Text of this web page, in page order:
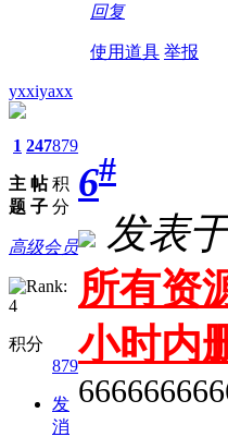
回复
使用道具 举报
yxxiyaxx
1
主
题
247
帖
子
879
积
分
高级会员
积分
879
发
消
6#
发表
所有资
小时内